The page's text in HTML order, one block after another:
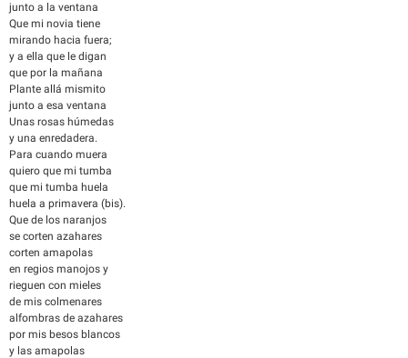
junto a la ventana
Que mi novia tiene
mirando hacia fuera;
y a ella que le digan
que por la mañana
Plante allá mismito
junto a esa ventana
Unas rosas húmedas
y una enredadera.
Para cuando muera
quiero que mi tumba
que mi tumba huela
huela a primavera (bis).
Que de los naranjos
se corten azahares
corten amapolas
en regios manojos y
rieguen con mieles
de mis colmenares
alfombras de azahares
por mis besos blancos
y las amapolas